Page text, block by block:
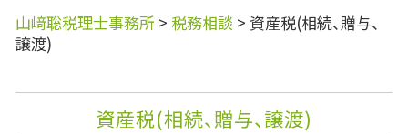
山﨑聡税理士事務所 > 税務相談 > 資産税(相続、贈与、
譲渡)
資産税(相続、贈与、譲渡)